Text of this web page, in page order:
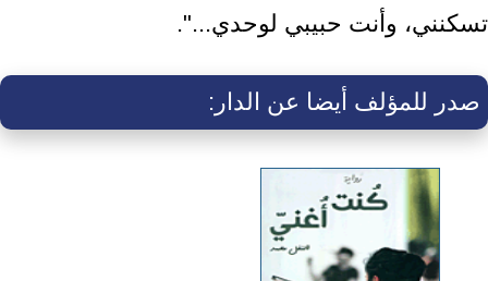
تسكنني، وأنت حبيبي لوحدي...".
صدر للمؤلف أيضا عن الدار: